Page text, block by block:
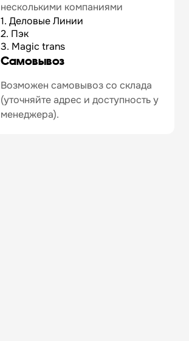
несколькими компаниями
1. Деловые Линии
2. Пэк
3. Magic trans
Самовывоз
Возможен самовывоз со склада
(уточняйте адрес и доступность у
менеджера).